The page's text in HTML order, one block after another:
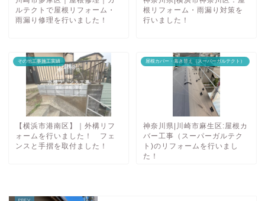
ルテクトで屋根リフォーム・
雨漏り修理を行いました！
根リフォーム・雨漏り対策を
行いました！
その他工事施工実績
【横浜市港南区】｜外構リフ
ォームを行いました！ フェ
ンスと手摺を取付ました！
屋根カバー・葺き替え（スーパーガルテクト）
神奈川県|川崎市麻生区:屋根カ
バー工事（スーパーガルテク
ト)のリフォームを行いまし
た！